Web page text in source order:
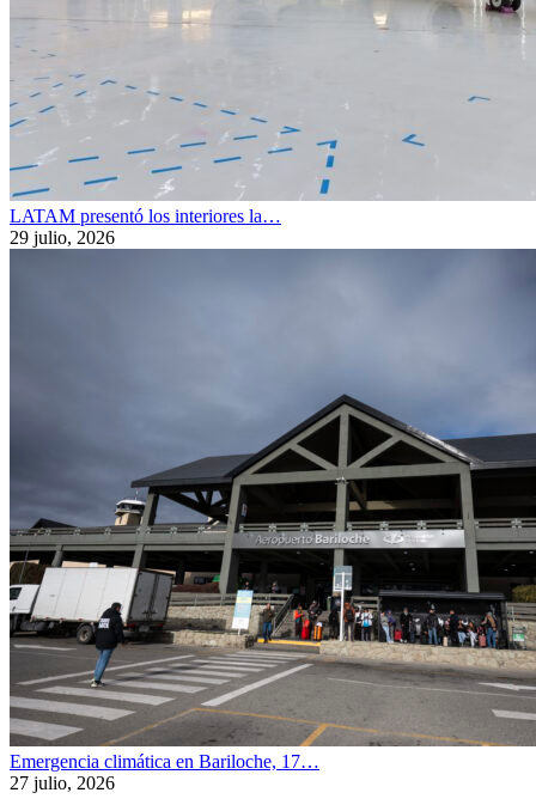
LATAM presentó los interiores la…
29 julio, 2026
Emergencia climática en Bariloche, 17…
27 julio, 2026